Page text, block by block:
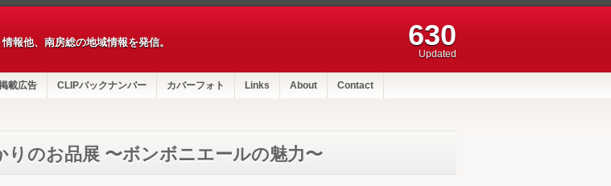
報他、南房総の地域情報を発信。 630
Updated
載広告 CLIPバックナンバー カバーフォト Links About Contact
りのお品展 〜ボンボニエールの魅力〜